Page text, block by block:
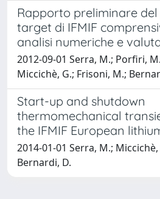
Rapporto preliminare
target di IFMIF
analisi numeriche e
2012-09-01 Serra, M.; Porfiri,
Miccichè, G.; Frisoni, M.;
Start-up and shutdown
thermomechanical
the IFMIF European
2014-01-01 Serra, M.;
Bernardi, D.